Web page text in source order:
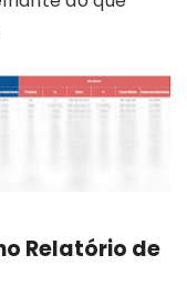
Relatório de